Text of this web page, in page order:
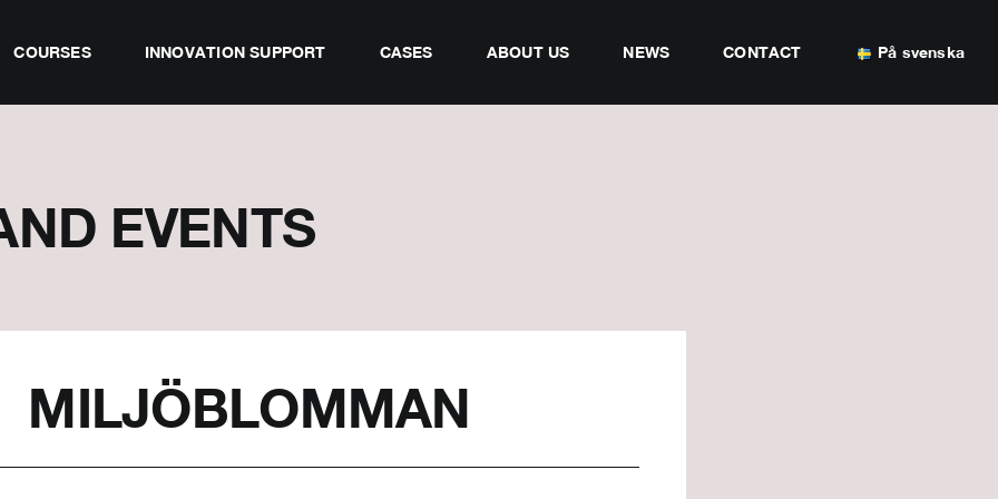
COURSES INNOVATION SUPPORT CASES ABOUT US NEWS CONTACT På svenska
EVENTS
MILJÖBLOMMAN